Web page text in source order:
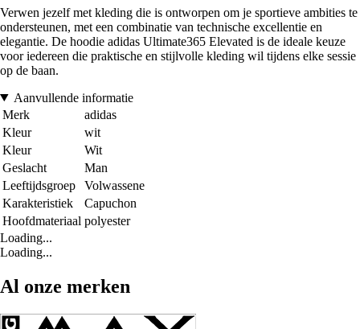
Verwen jezelf met kleding die is ontworpen om je sportieve ambities te
ondersteunen, met een combinatie van technische excellentie en
elegantie. De hoodie adidas Ultimate365 Elevated is de ideale keuze
voor iedereen die praktische en stijlvolle kleding wil tijdens elke sessie
op de baan.
Aanvullende informatie
Merk
adidas
Kleur
wit
Kleur
Wit
Geslacht
Man
Leeftijdsgroep
Volwassene
Karakteristiek
Capuchon
Hoofdmateriaal polyester
Loading...
Loading...
Al onze merken